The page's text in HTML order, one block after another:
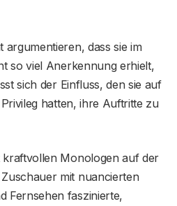
argumentieren, dass sie im
so viel Anerkennung erhielt,
sich der Einfluss, den sie auf
hatten, ihre Auftritte zu
kraftvollen Monologen auf der
mit nuancierten
Fernsehen faszinierte,